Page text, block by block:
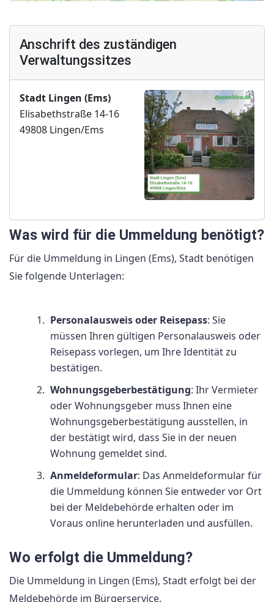
Anschrift des zuständigen
Verwaltungssitzes
Stadt Lingen (Ems)
Elisabethstraße 14-16
49808 Lingen/Ems
Was wird für die Ummeldung benötigt?
Für die Ummeldung in Lingen (Ems), Stadt benötigen
Sie folgende Unterlagen:
Personalausweis oder Reisepass: Sie
müssen Ihren gültigen Personalausweis oder
Reisepass vorlegen, um Ihre Identität zu
bestätigen.
Wohnungsgeberbestätigung: Ihr Vermieter
oder Wohnungsgeber muss Ihnen eine
Wohnungsgeberbestätigung ausstellen, in
der bestätigt wird, dass Sie in der neuen
Wohnung gemeldet sind.
Anmeldeformular: Das Anmeldeformular für
die Ummeldung können Sie entweder vor Ort
bei der Meldebehörde erhalten oder im
Voraus online herunterladen und ausfüllen.
Wo erfolgt die Ummeldung?
Die Ummeldung in Lingen (Ems), Stadt erfolgt bei der
Meldebehörde im Bürgerservice.